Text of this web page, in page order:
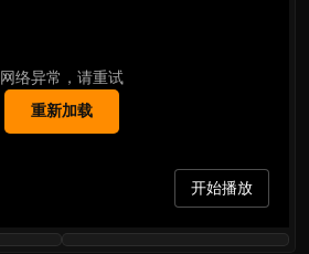
网络异常，请重试
重新加载
开始播放